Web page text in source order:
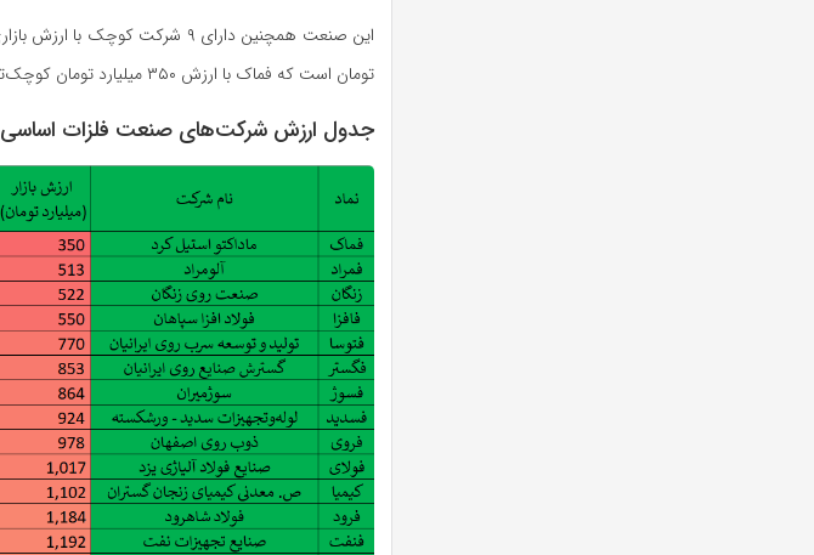
تومان است که فماک با ارزش ۳۵۰ میلیارد تومان کوچک‌ترین شرکت در این صنعت است.
جدول ارزش شرکت‌های صنعت فلزات اساسی